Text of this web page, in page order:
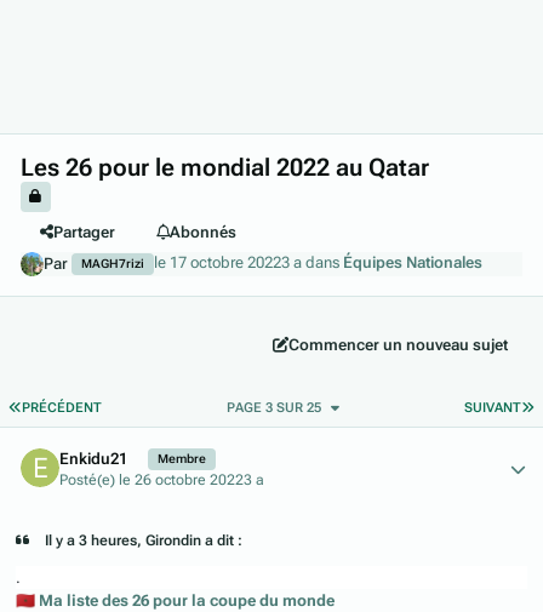
Les 26 pour le mondial 2022 au Qatar
Partager
Abonnés
Par
MAGH7rizi le 17 octobre 20223 a dans Équipes Nationales
Commencer un nouveau sujet
PREMIÈRE PAGE
PRÉCÉDENT SUIVANT
PAGE 3 SUR 25
Enkidu21 Membre
Posté(e) le 26 octobre 20223 a
Il y a 3 heures, Girondin a dit :
.
🇲🇦 Ma liste des 26 pour la coupe du monde